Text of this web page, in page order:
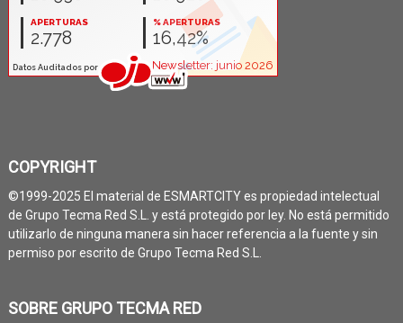
COPYRIGHT
©1999-2025 El material de ESMARTCITY es propiedad intelectual
de Grupo Tecma Red S.L. y está protegido por ley. No está permitido
utilizarlo de ninguna manera sin hacer referencia a la fuente y sin
permiso por escrito de Grupo Tecma Red S.L.
SOBRE GRUPO TECMA RED